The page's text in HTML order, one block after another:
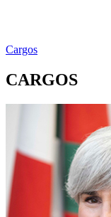
Cargos
CARGOS